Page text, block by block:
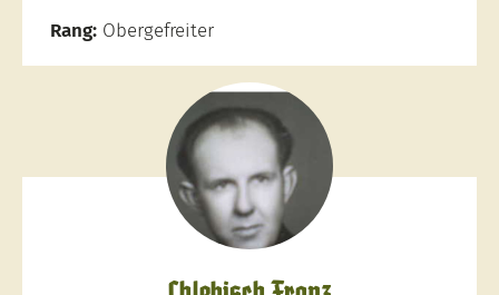
Rang: Obergefreiter